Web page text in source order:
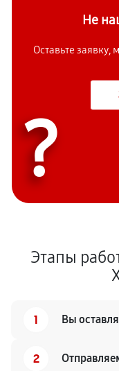
Не
Оставьте
?
Этапы
1 Вы
2